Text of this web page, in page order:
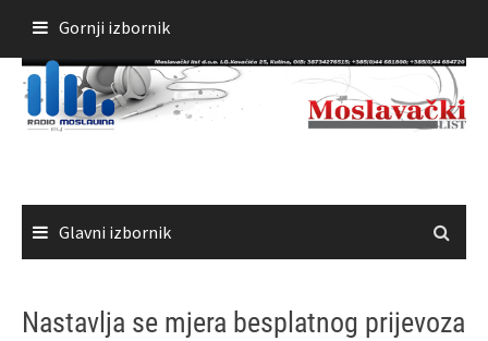
sadržaja
Gornji izbornik
Glavni izbornik
Nastavlja se mjera besplatnog prijevoza